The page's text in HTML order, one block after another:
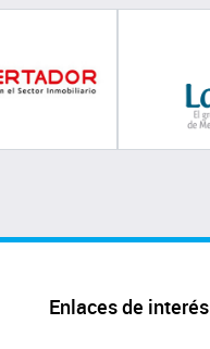
Enlaces de interés